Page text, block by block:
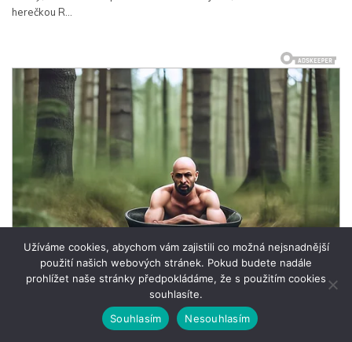
Užíváme cookies, abychom vám zajistili co možná nejsnadnější
použití našich webových stránek. Pokud budete nadále
prohlížet naše stránky předpokládáme, že s použitím cookies
souhlasíte.
Souhlasím
Nesouhlasím